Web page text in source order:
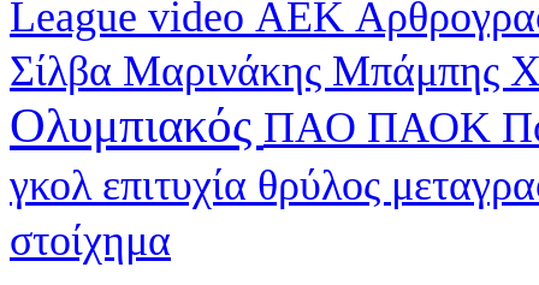
League video ΑΕΚ
Σίλβα Μαρινάκης Μπάμπης
Ολυμπιακός ΠΑΟ ΠΑΟΚ
γκολ επιτυχία θρύλος
στοίχημα